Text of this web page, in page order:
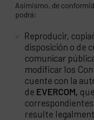
Asimismo, de
podrá:
Reproducir,
disposición o de
comunicar
modificar los
cuente con la
de EVERCOM,
resulte